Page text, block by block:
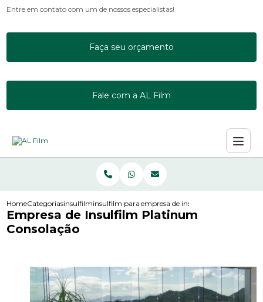
Entre em contato com um de nossos especialistas!
Faça seu orçamento
Fale com a AL Film
HomeCategoriasinsulfilminsulfilm para janela de apartamento
empresa de insulfilm platinum
Empresa de Insulfilm Platinum
Consolação